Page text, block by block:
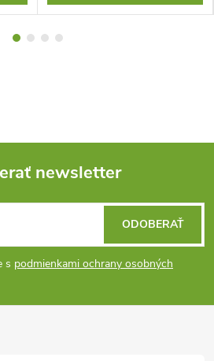
newsletter
s podmienkami ochrany osobných
ODOBERAŤ